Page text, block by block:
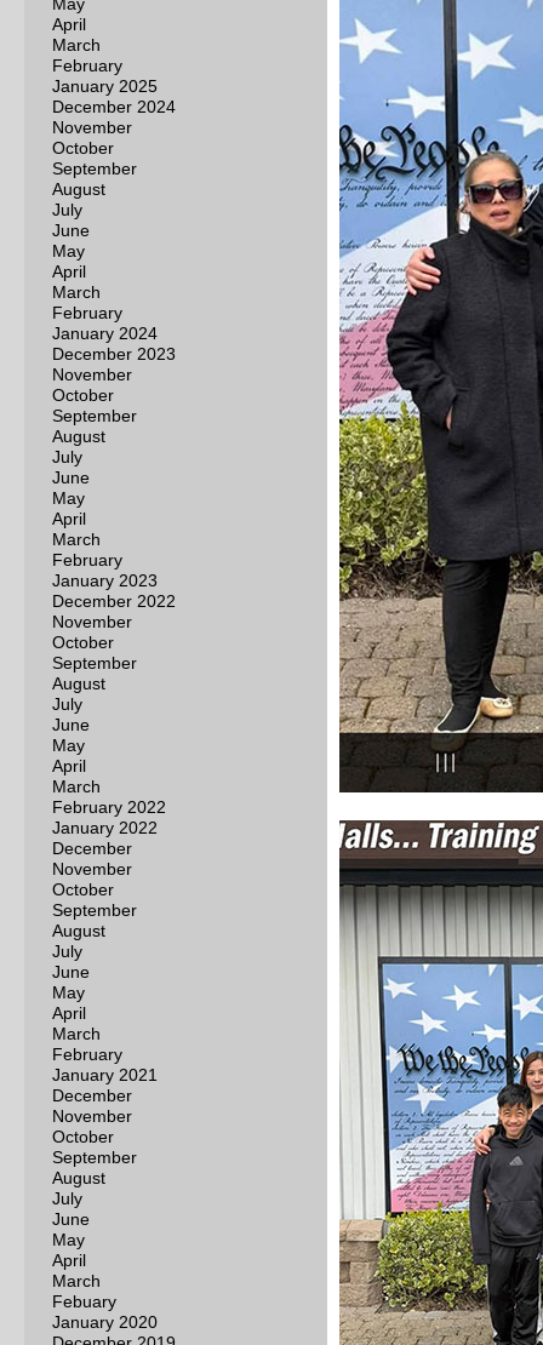
April
March
February
January 2025
December 2024
November
October
September
August
July
June
May
April
March
February
January 2024
December 2023
November
October
September
August
July
June
May
April
March
February
January 2023
December 2022
November
October
September
August
July
June
May
April
March
February 2022
January 2022
December
November
October
September
August
July
June
May
April
March
February
January 2021
December
November
October
September
August
July
June
May
April
March
Febuary
January 2020